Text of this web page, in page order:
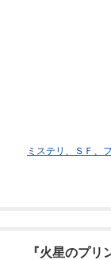
ミステリ、ＳＦ、
『火星のプ